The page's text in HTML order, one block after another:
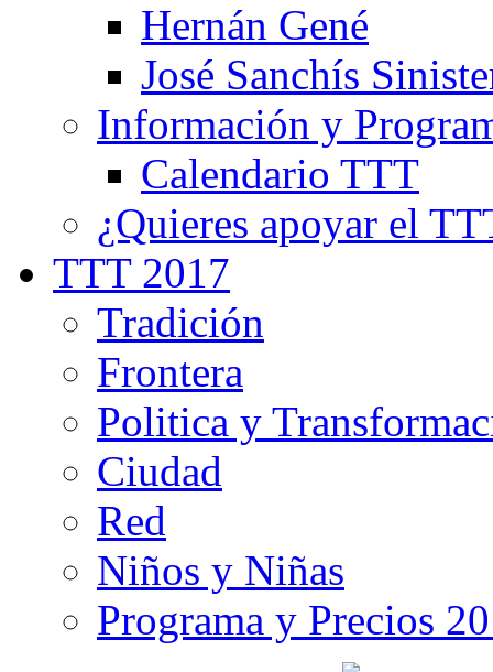
Hernán Gené
José Sanchís
Información y
Calendario TTT
¿Quieres apoyar el
TTT 2017
Tradición
Frontera
Politica y
Ciudad
Red
Niños y Niñas
Programa y Precios